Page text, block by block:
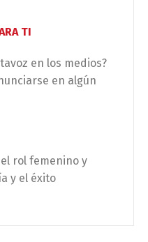
TI
en los medios?
en algún
rol femenino y
y el éxito